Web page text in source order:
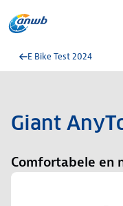
E Bike Test 2024
Giant
Comfortabele en